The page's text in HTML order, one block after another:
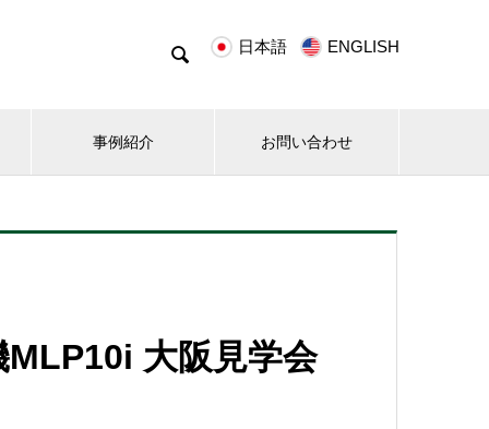
 日本語 ENGLISH
事例紹介 お問い合わせ
大阪見学会